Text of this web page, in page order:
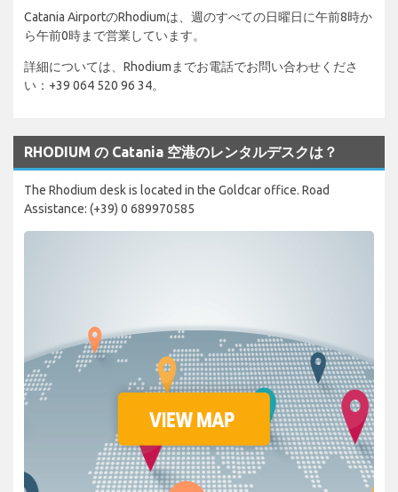
Catania AirportのRhodiumは、週のすべての日曜日に午前8時か
ら午前0時まで営業しています。
詳細については、Rhodiumまでお電話でお問い合わせくださ
い：+39 064 520 96 34。
RHODIUM の Catania 空港のレンタルデスクは？
The Rhodium desk is located in the Goldcar office. Road
Assistance: (+39) 0 689970585